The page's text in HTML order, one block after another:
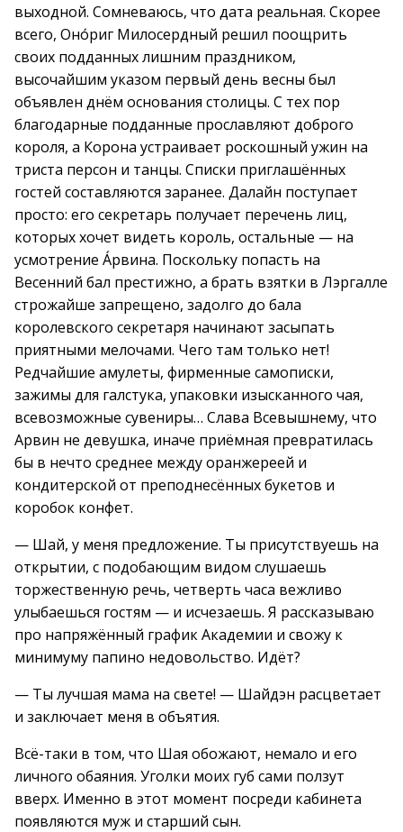
выходной. Сомневаюсь, что дата реальная. Скорее
всего, Оно́риг Милосердный решил поощрить
своих подданных лишним праздником,
высочайшим указом первый день весны был
объявлен днём основания столицы. С тех пор
благодарные подданные прославляют доброго
короля, а Корона устраивает роскошный ужин на
триста персон и танцы. Списки приглашённых
гостей составляются заранее. Далайн поступает
просто: его секретарь получает перечень лиц,
которых хочет видеть король, остальные — на
усмотрение Áрвина. Поскольку попасть на
Весенний бал престижно, а брать взятки в Лэргалле
строжайше запрещено, задолго до бала
королевского секретаря начинают засыпать
приятными мелочами. Чего там только нет!
Редчайшие амулеты, фирменные самописки,
зажимы для галстука, упаковки изысканного чая,
всевозможные сувениры… Слава Всевышнему, что
Арвин не девушка, иначе приёмная превратилась
бы в нечто среднее между оранжереей и
кондитерской от преподнесённых букетов и
коробок конфет.
— Шай, у меня предложение. Ты присутствуешь на
открытии, с подобающим видом слушаешь
торжественную речь, четверть часа вежливо
улыбаешься гостям — и исчезаешь. Я рассказываю
про напряжённый график Академии и свожу к
минимуму папино недовольство. Идёт?
— Ты лучшая мама на свете! — Шайдэн расцветает
и заключает меня в объятия.
Всё-таки в том, что Шая обожают, немало и его
личного обаяния. Уголки моих губ сами ползут
вверх. Именно в этот момент посреди кабинета
появляются муж и старший сын.